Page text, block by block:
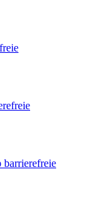
barrierefreie